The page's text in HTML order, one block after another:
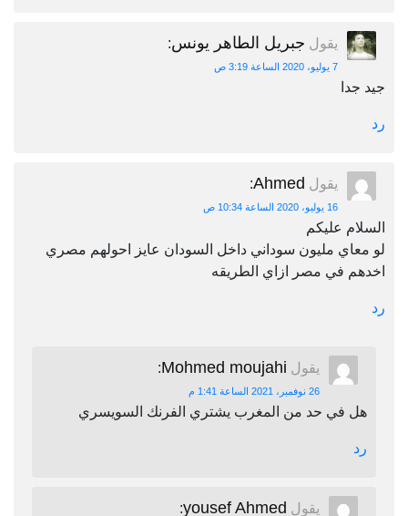
يقول جبريل الطاهر يونس:
7 يوليو، 2020 الساعة 3:19 ص
جيد جدا
رد
يقول Ahmed
:
16 يوليو، 2020 الساعة 10:34 ص
السلام عليكم
لو معاي مليون سوداني داخل السودان عايز احولهم مصري
اخدهم في مصر ازاي الطريقه
رد
يقول Mohmed moujahi
:
26 نوفمبر، 2021 الساعة 1:41 م
هل في حد من المغرب يشتري الفرنك السويسري
رد
يقول yousef Ahmed
: